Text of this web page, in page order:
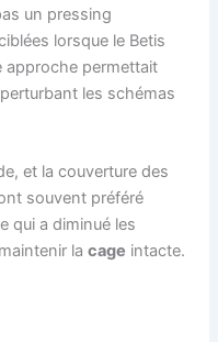
un pressing
lorsque le Betis
approche permettait
les schémas
et la couverture des
souvent préféré
qui a diminué les
lacage intacte.